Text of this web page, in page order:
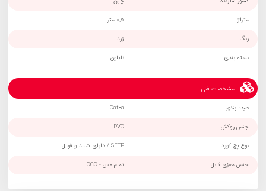
متراژ 0.5 متر
رنگ زرد
بسته بندی نایلون
مشخصات فنی
طبقه بندی Cat6a
جنس روکش PVC
نوع پچ کورد SFTP / دارای شیلد و فویل
جنس مغزی کابل تمام مس - CCC